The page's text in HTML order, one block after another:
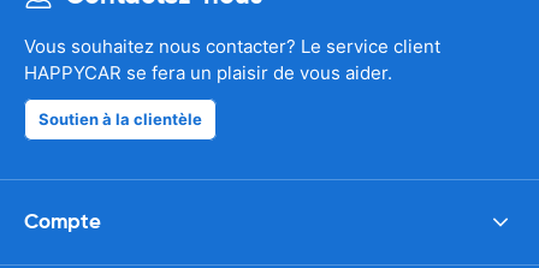
Vous souhaitez nous contacter? Le service client
HAPPYCAR se fera un plaisir de vous aider.
Soutien à la clientèle
Compte